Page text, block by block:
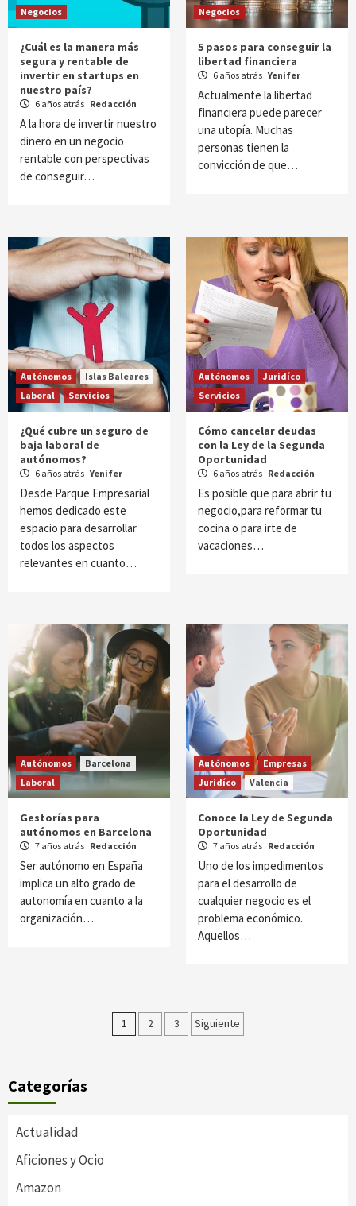
Negocios
¿Cuál es la manera más
segura y rentable de
invertir en startups en
nuestro país?
6 años atrás Redacción
A la hora de invertir nuestro
dinero en un negocio
rentable con perspectivas
de conseguir…
Negocios
5 pasos para conseguir la
libertad financiera
6 años atrás Yenifer
Actualmente la libertad
financiera puede parecer
una utopía. Muchas
personas tienen la
convicción de que…
Autónomos
Islas Baleares
Laboral
Servicios
¿Qué cubre un seguro de
baja laboral de
autónomos?
6 años atrás Yenifer
Desde Parque Empresarial
hemos dedicado este
espacio para desarrollar
todos los aspectos
relevantes en cuanto…
Autónomos
Juridíco
Servicios
Cómo cancelar deudas
con la Ley de la Segunda
Oportunidad
6 años atrás Redacción
Es posible que para abrir tu
negocio,para reformar tu
cocina o para irte de
vacaciones…
Autónomos
Barcelona
Laboral
Gestorías para
autónomos en Barcelona
7 años atrás Redacción
Ser autónomo en España
implica un alto grado de
autonomía en cuanto a la
organización…
Autónomos
Empresas
Juridíco
Valencia
Conoce la Ley de Segunda
Oportunidad
7 años atrás Redacción
Uno de los impedimentos
para el desarrollo de
cualquier negocio es el
problema económico.
Aquellos…
Paginación
1 2 3 Siguiente
Categorías
Actualidad
Aficiones y Ocio
Amazon